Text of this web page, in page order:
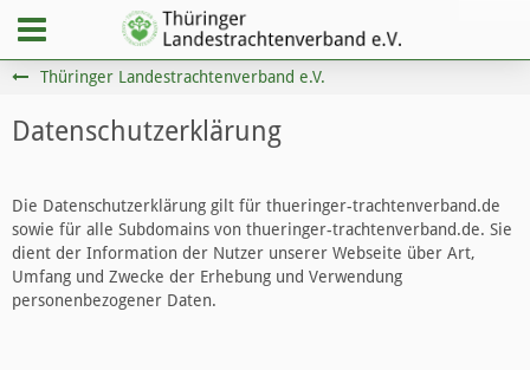
Thüringer Landestrachtenverband e.V.
Datenschutzerklärung
Die Datenschutzerklärung gilt für thueringer-trachtenverband.de
sowie für alle Subdomains von thueringer-trachtenverband.de. Sie
dient der Information der Nutzer unserer Webseite über Art,
Umfang und Zwecke der Erhebung und Verwendung
personenbezogener Daten.